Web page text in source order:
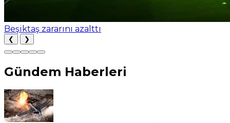
Beşiktaş zararını azalttı
❮ ❯
Gündem Haberleri